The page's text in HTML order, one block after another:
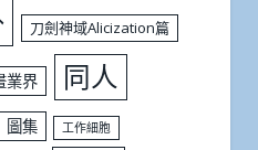
刀劍神域Alicization篇
業界 同人
圖集 工作細胞